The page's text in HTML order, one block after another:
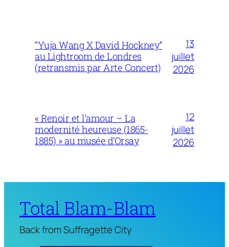
“Yuja Wang X David Hockney”
au Lightroom de Londres
(retransmis par Arte Concert)
13
juillet
2026
« Renoir et l’amour – La
modernité heureuse (1865-
1885) » au musée d’Orsay
12
juillet
2026
Total Blam-Blam
Back from Suffragette City